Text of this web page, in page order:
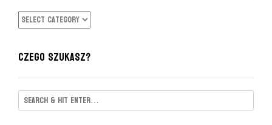
KATEGORIE
CZEGO SZUKASZ?